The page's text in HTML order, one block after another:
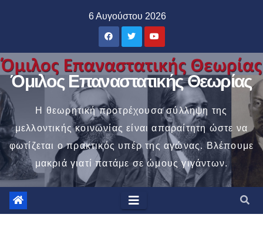
6 Αυγούστου 2026
Όμιλος Επαναστατικής Θεωρίας
Η θεωρητική προτρέχουσα σύλληψη της
μελλοντικής κοινωνίας είναι απαραίτητη ώστε να
φωτίζεται ο πρακτικός υπέρ της αγώνας. Βλέπουμε
μακριά γιατί πατάμε σε ώμους γιγάντων.